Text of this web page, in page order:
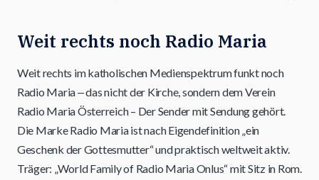
Weit rechts noch Radio Maria
Weit rechts im katholischen Medienspektrum funkt noch
Radio Maria ‒ das nicht der Kirche, sondern dem Verein
Radio Maria Österreich – Der Sender mit Sendung gehört.
Die Marke Radio Maria ist nach Eigendefinition „ein
Geschenk der Gottesmutter“ und praktisch weltweit aktiv.
Träger: „World Family of Radio Maria Onlus“ mit Sitz in Rom.